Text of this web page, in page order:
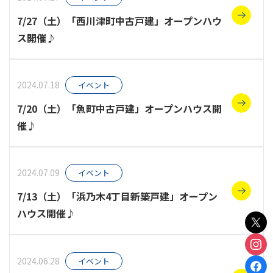
7/27（土）「西川津町中古戸建」オープンハウ
ス開催♪
2024.07.18 イベント
7/20（土）「魚町中古戸建」オープンハウス開
催♪
2024.07.09 イベント
7/13（土）「浜乃木4丁目新築戸建」オープン
ハウス開催♪
2024.06.28 イベント